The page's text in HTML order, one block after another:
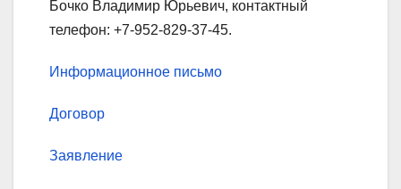
Бочко Владимир Юрьевич, контактный
телефон: +7-952-829-37-45.
Информационное письмо
Договор
Заявление